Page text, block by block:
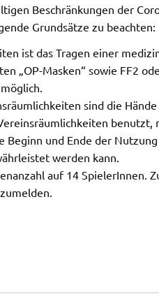
Beschränkungen der
Grundsätze zu beachten:
ist das Tragen einer
„OP-Masken“ sowie FF2
sind die
Beginn und Ende der
werden kann.
auf 14 SpielerInnen.